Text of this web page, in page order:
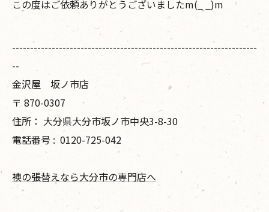
この度はご依頼ありがとうございましたm(_ _)m
--------------------------------------------------------------------
--
金沢屋 坂ノ市店
〒 870-0307
住所： 大分県大分市坂ノ市中央3-8-30
電話番号 : 0120-725-042
襖の張替えなら大分市の専門店へ